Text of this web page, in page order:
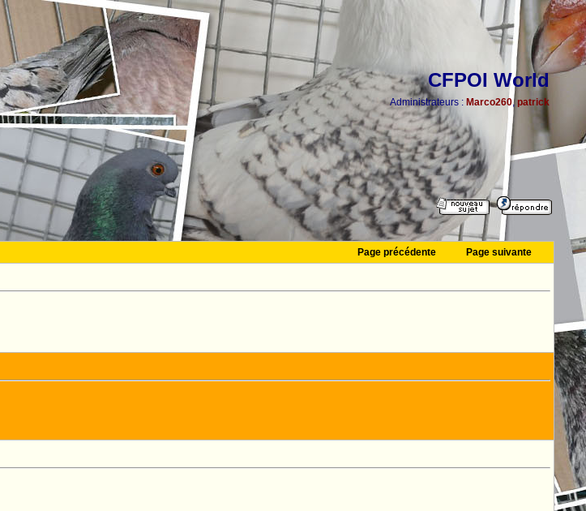
CFPOI World
Administrateurs : Marco260, patrick
Page précédente
Page suivante